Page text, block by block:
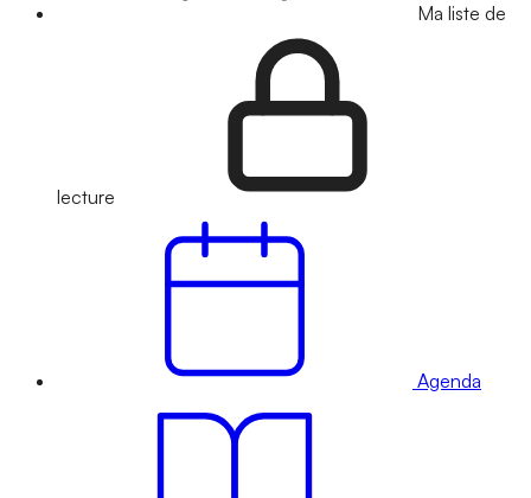
Ma liste de
lecture
Agenda